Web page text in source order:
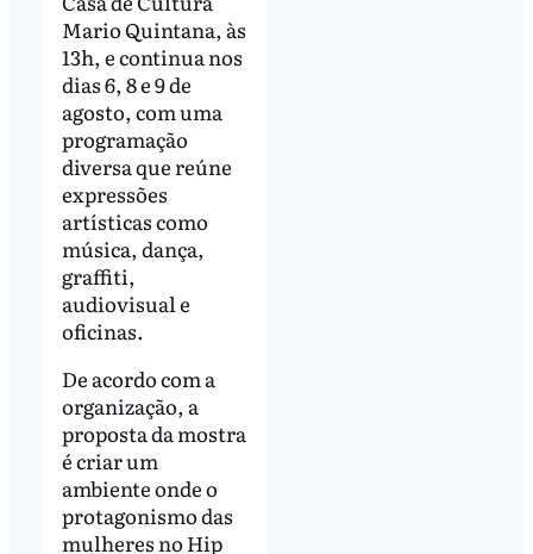
Mario Quintana, às
13h, e continua nos
dias 6, 8 e 9 de
agosto, com uma
programação
diversa que reúne
expressões
artísticas como
música, dança,
graffiti,
audiovisual e
oficinas.
De acordo com a
organização, a
proposta da mostra
é criar um
ambiente onde o
protagonismo das
mulheres no Hip